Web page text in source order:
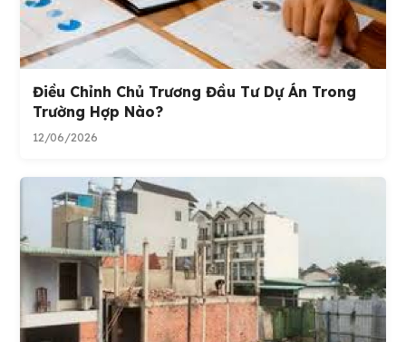
Điều Chỉnh Chủ Trương Đầu Tư Dự Án Trong
Trường Hợp Nào?
12/06/2026